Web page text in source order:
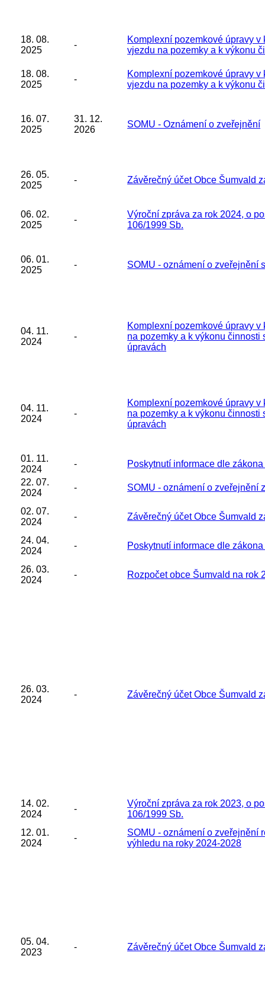
18. 08.
2025
-
Komplexní pozemkové úpravy
vjezdu na pozemky a k výkonu
18. 08.
2025
-
Komplexní pozemkové úpravy
vjezdu na pozemky a k výkonu
16. 07.
2025
31. 12.
2026
SOMU - Oznámení o zveřejnění
26. 05.
2025
- Závěrečný účet Obce Šumvald
06. 02.
2025
-
Výroční zpráva za rok 2024, o
106/1999 Sb.
06. 01.
2025
- SOMU - oznámení o zveřejnění
04. 11.
2024
-
Komplexní pozemkové úpravy
na pozemky a k výkonu
úpravách
04. 11.
2024
-
Komplexní pozemkové úpravy
na pozemky a k výkonu
úpravách
01. 11.
2024
-
Poskytnutí informace dle
22. 07.
2024
- SOMU - oznámení o zveřejnění
02. 07.
2024
- Závěrečný účet Obce Šumvald
24. 04.
2024
- Poskytnutí informace dle
26. 03.
2024
- Rozpočet obce Šumvald na rok
26. 03.
2024
- Závěrečný účet Obce Šumvald
14. 02.
2024
-
Výroční zpráva za rok 2023, o
106/1999 Sb.
12. 01.
2024
-
SOMU - oznámení o zveřejnění
výhledu na roky 2024-2028
05. 04.
2023
- Závěrečný účet Obce Šumvald